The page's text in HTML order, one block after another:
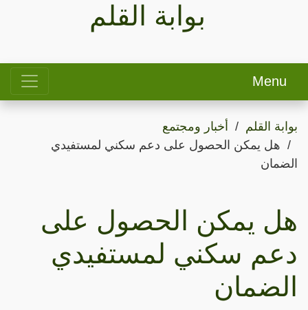
بوابة القلم
Menu
بوابة القلم
أخبار ومجتمع
هل يمكن الحصول على دعم سكني لمستفيدي
الضمان
هل يمكن الحصول على
دعم سكني لمستفيدي
الضمان